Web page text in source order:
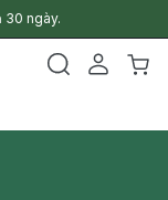
30 ngày.